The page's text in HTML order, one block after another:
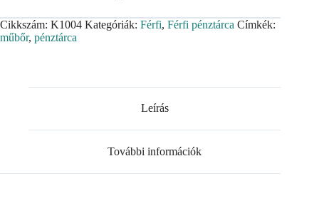
Cikkszám: K1004 Kategóriák: Férfi, Férfi pénztárca Címkék:
műbőr, pénztárca
Leírás
További információk